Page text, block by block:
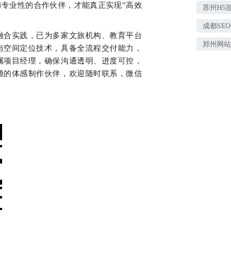
业性的合作伙伴，才能真正实现“高效
实践，已为多家文旅机构、教育平台
间定位技术，具备全流程交付能力，
目经理，确保沟通透明、进度可控，
体感制作伙伴，欢迎随时联系，微信
苏州H5
成都
郑州网